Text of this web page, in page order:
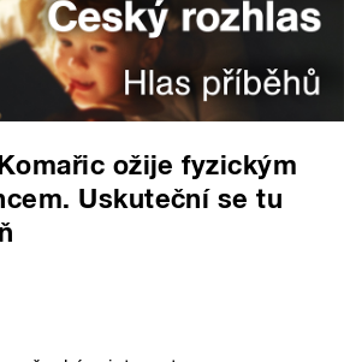
ožije fyzickým
Uskuteční se tu